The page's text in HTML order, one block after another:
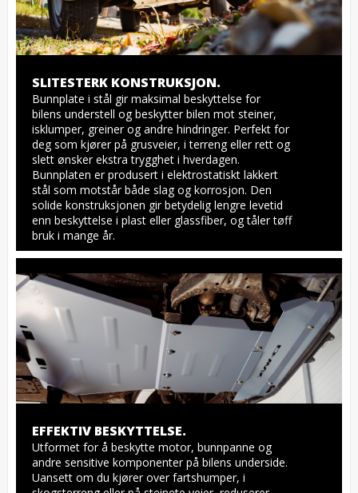
SLITESTERK KONSTRUKSJON.
Bunnplate i stål gir maksimal beskyttelse for
bilens understell og beskytter bilen mot steiner,
isklumper, greiner og andre hindringer. Perfekt for
deg som kjører på grusveier, i terreng eller rett og
slett ønsker ekstra trygghet i hverdagen.
Bunnplaten er produsert i elektrostatiskt lakkert
stål som motstår både slag og korrosjon. Den
solide konstruksjonen gir betydelig lengre levetid
enn beskyttelse i plast eller glassfiber, og tåler tøff
bruk i mange år.
EFFEKTIV BESKYTTELSE.
Utformet for å beskytte motor, bunnpanne og
andre sensitive komponenter på bilens underside.
Uansett om du kjører over fartshumper, i